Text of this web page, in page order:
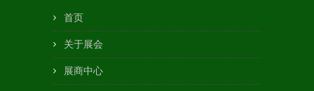
首页
关于展会
展商中心